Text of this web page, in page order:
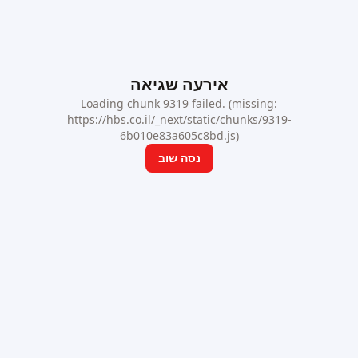
אירעה שגיאה
Loading chunk 9319 failed. (missing:
https://hbs.co.il/_next/static/chunks/9319-
6b010e83a605c8bd.js)